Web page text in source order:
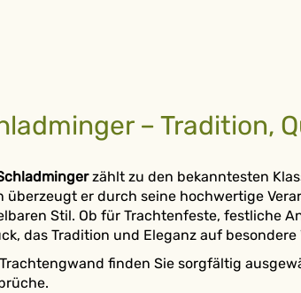
– Tradition,
zählt zu den bekanntesten
überzeugt er durch seine hochwertige
Stil. Ob für Trachtenfeste, festliche
das Tradition und Eleganz auf besondere
finden Sie sorgfältig